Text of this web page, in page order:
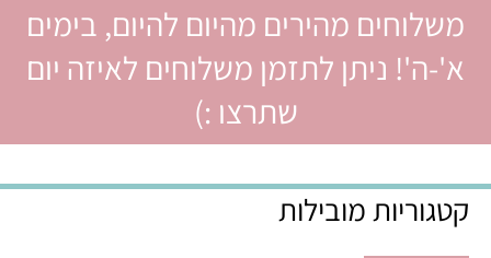
משלוחים מהירים מהיום להיום, בימים
א'-ה'! ניתן לתזמן משלוחים לאיזה יום
שתרצו :)
קטגוריות מובילות